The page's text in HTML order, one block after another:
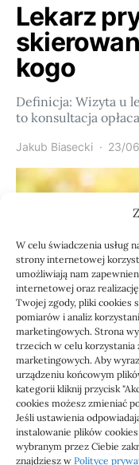
W celu świadczenia usług
strony internetowej
umożliwiają nam
internetowej oraz
Twojej zgody, pliki cookies
pomiarów i analiz
marketingowych. Strona
trzecich w celu korzystania
marketingowych. Aby
urządzeniu końcowym
kategorii kliknij przycisk
cookies możesz zmieniać
Jeśli ustawienia
instalowanie plików
wybranym przez Ciebie
znajdziesz w Polityce
Lekarz
kogo
Definicja: Wizyta u
to konsultacja
Jakub Biasecki 23/
Usługi
Jak
Definicja:
przejmie zaległości